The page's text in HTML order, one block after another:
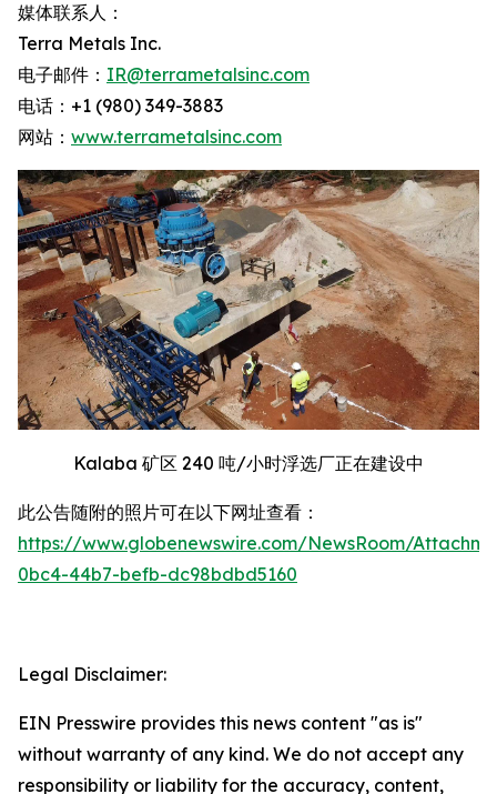
媒体联系人：
Terra Metals Inc.
电子邮件： IR@terrametalsinc.com
电话：+1 (980) 349-3883
网站： www.terrametalsinc.com
Kalaba 矿区 240 吨/小时浮选厂正在建设中
此公告随附的照片可在以下网址查看：
https://www.globenewswire.com/NewsRoom/
0bc4-44b7-befb-dc98bdbd5160
Legal Disclaimer:
EIN Presswire provides this news content "as is"
without warranty of any kind. We do not accept any
responsibility or liability for the accuracy, content,